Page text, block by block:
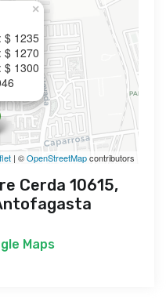
$ 1235
$ 1270
$ 1300
×
| ©OpenStreetMapcontributors
Cerda 10615,
Maps